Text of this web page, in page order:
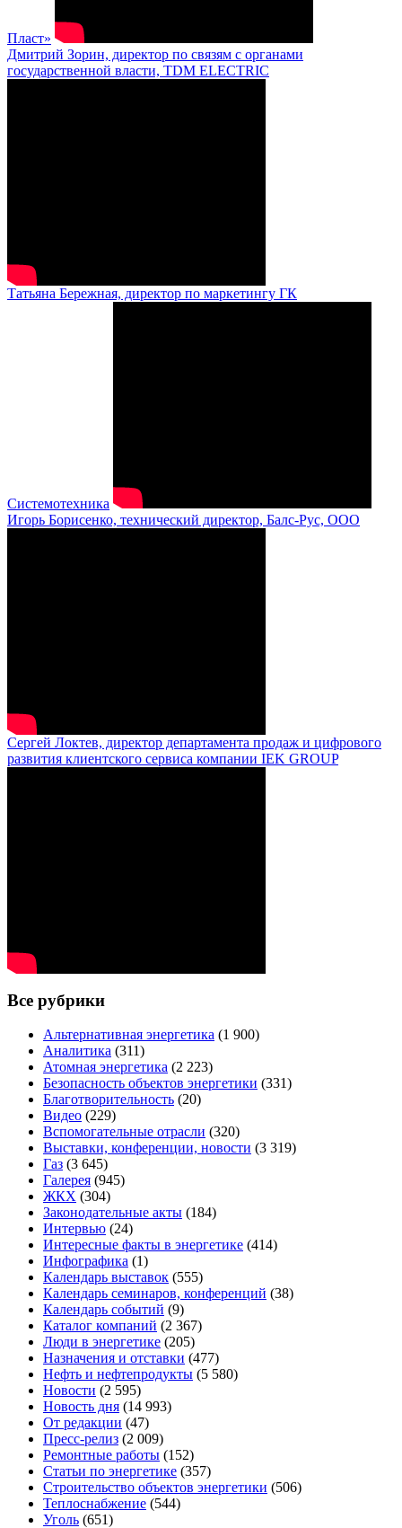
Пласт»
Дмитрий Зорин, директор по связям с органами
государственной власти, TDM ELECTRIC
Татьяна Бережная, директор по маркетингу ГК
Системотехника
Игорь Борисенко, технический директор, Балс-Рус, ООО
Сергей Локтев, директор департамента продаж и цифрового
развития клиентского сервиса компании IEK GROUP
Все рубрики
Альтернативная энергетика (1 900)
Аналитика (311)
Атомная энергетика (2 223)
Безопасность объектов энергетики (331)
Благотворительность (20)
Видео (229)
Вспомогательные отрасли (320)
Выставки, конференции, новости (3 319)
Газ (3 645)
Галерея (945)
ЖКХ (304)
Законодательные акты (184)
Интервью (24)
Интересные факты в энергетике (414)
Инфографика (1)
Календарь выставок (555)
Календарь семинаров, конференций (38)
Календарь событий (9)
Каталог компаний (2 367)
Люди в энергетике (205)
Назначения и отставки (477)
Нефть и нефтепродукты (5 580)
Новости (2 595)
Новость дня (14 993)
От редакции (47)
Пресс-релиз (2 009)
Ремонтные работы (152)
Статьи по энергетике (357)
Строительство объектов энергетики (506)
Теплоснабжение (544)
Уголь (651)